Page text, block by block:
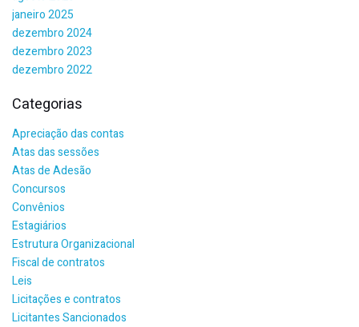
janeiro 2025
dezembro 2024
dezembro 2023
dezembro 2022
Categorias
Apreciação das contas
Atas das sessões
Atas de Adesão
Concursos
Convênios
Estagiários
Estrutura Organizacional
Fiscal de contratos
Leis
Licitações e contratos
Licitantes Sancionados